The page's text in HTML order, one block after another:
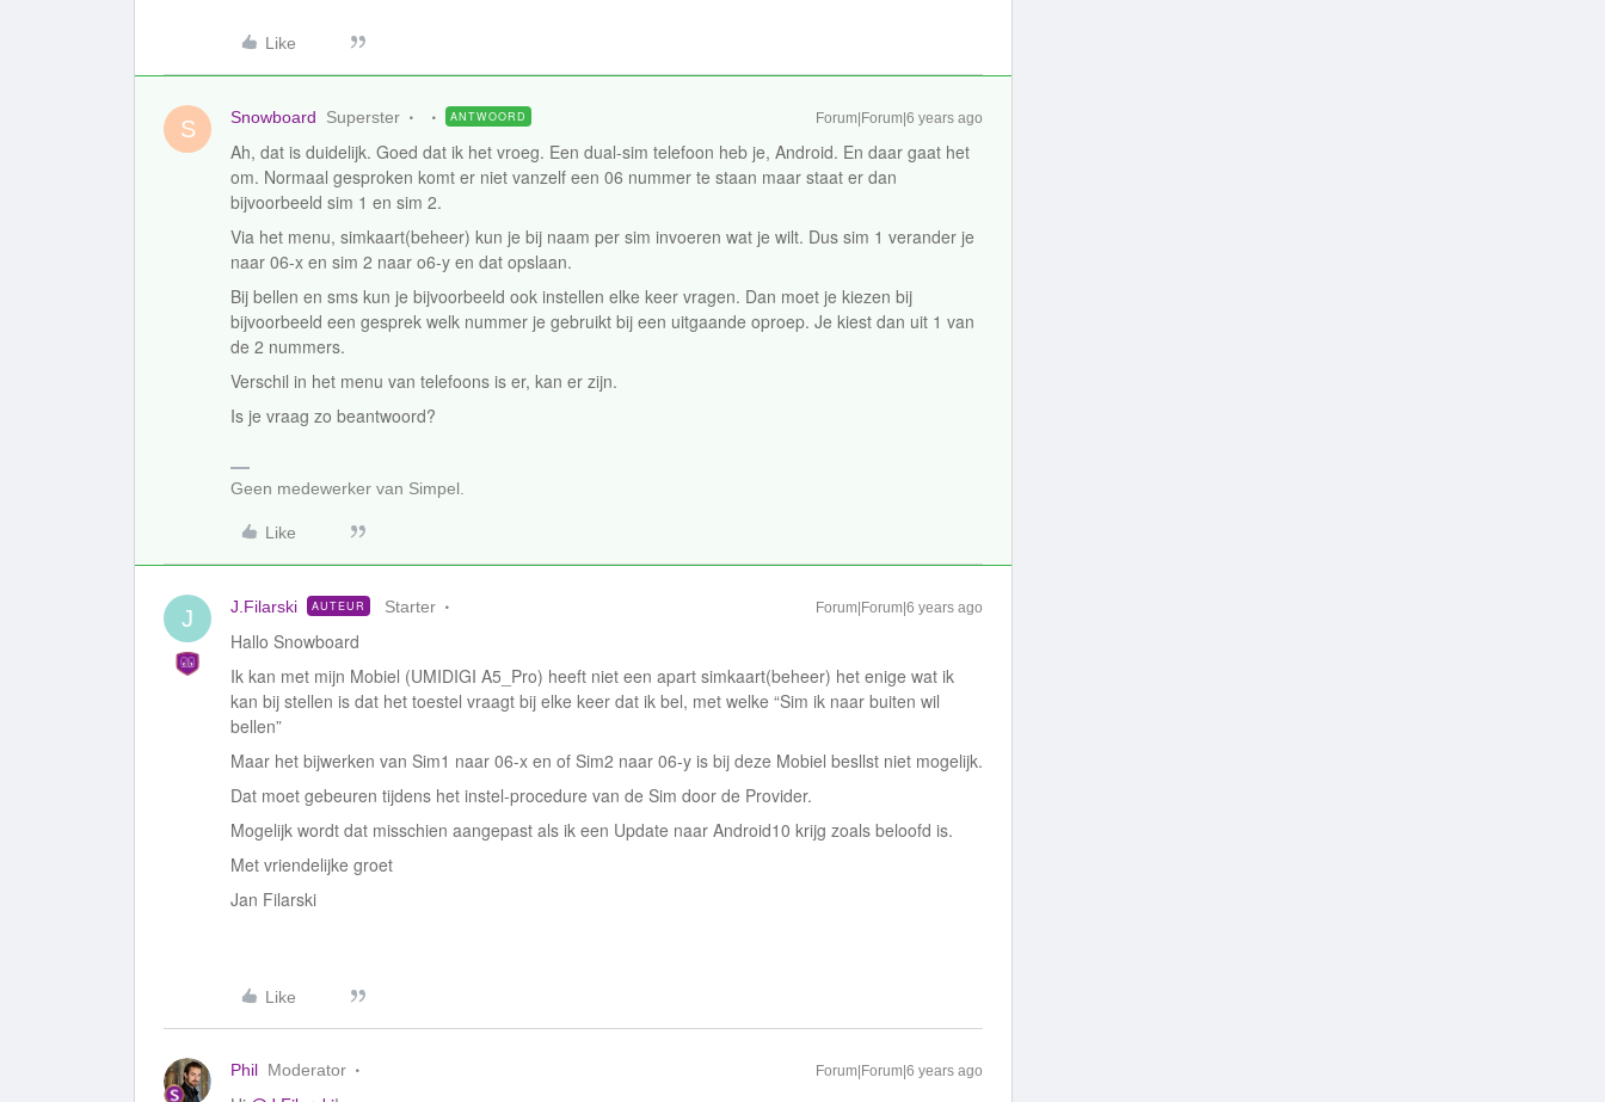
Like
S Snowboard Superster ANTWOORD Forum|Forum|6 years ago
Ah, dat is duidelijk. Goed dat ik het vroeg. Een dual-sim telefoon heb je, Android. En daar gaat het
om. Normaal gesproken komt er niet vanzelf een 06 nummer te staan maar staat er dan
bijvoorbeeld sim 1 en sim 2.
Via het menu, simkaart(beheer) kun je bij naam per sim invoeren wat je wilt. Dus sim 1 verander je
naar 06-x en sim 2 naar o6-y en dat opslaan.
Bij bellen en sms kun je bijvoorbeeld ook instellen elke keer vragen. Dan moet je kiezen bij
bijvoorbeeld een gesprek welk nummer je gebruikt bij een uitgaande oproep. Je kiest dan uit 1 van
de 2 nummers.
Verschil in het menu van telefoons is er, kan er zijn.
Is je vraag zo beantwoord?
Geen medewerker van Simpel.
Like
J J.Filarski AUTEUR Starter Forum|Forum|6 years ago
Hallo Snowboard
Ik kan met mijn Mobiel (UMIDIGI A5_Pro) heeft niet een apart simkaart(beheer) het enige wat ik
kan bij stellen is dat het toestel vraagt bij elke keer dat ik bel, met welke “Sim ik naar buiten wil
bellen”
Maar het bijwerken van Sim1 naar 06-x en of Sim2 naar 06-y is bij deze Mobiel besllst niet mogelijk.
Dat moet gebeuren tijdens het instel-procedure van de Sim door de Provider.
Mogelijk wordt dat misschien aangepast als ik een Update naar Android10 krijg zoals beloofd is.
Met vriendelijke groet
Jan Filarski
Like
Phil Moderator Forum|Forum|6 years ago